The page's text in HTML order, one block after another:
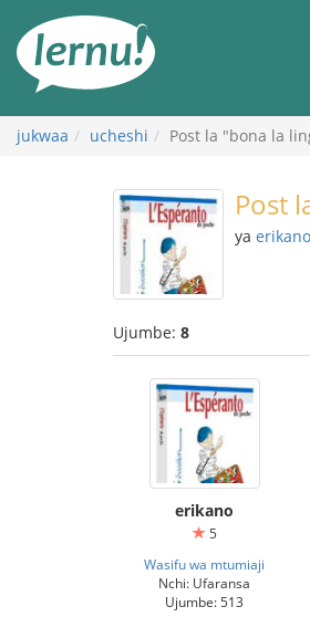
maudhui
jukwaa ucheshi Post la "bona la
Post
ya erikano
Ujumbe: 8
erikano
5
Wasifu wa mtumiaji
Nchi: Ufaransa
Ujumbe: 513